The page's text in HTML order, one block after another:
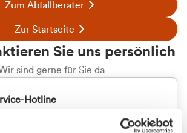
Zum Abfallberater
Zur Startseite
Sie uns persönlich
sind gerne für Sie da
Hotline